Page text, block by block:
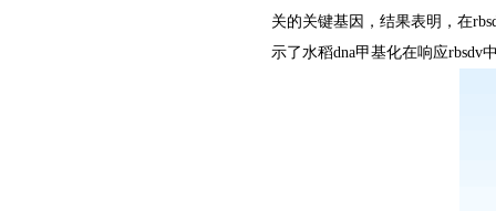
关的关键基因，结果表明，在
示了水稻dna甲基化在响应rbsdv